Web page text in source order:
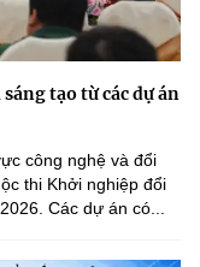
tạo từ các dự án
công nghệ và đổi
thi Khởi nghiệp đổi
Các dự án có...